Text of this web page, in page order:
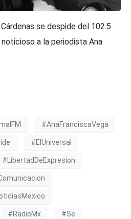
se despide del 102.5
a la periodista Ana
#AnaFranciscaVega
#ElUniversal
#LibertadDeExpresion
#RadioMx #Se